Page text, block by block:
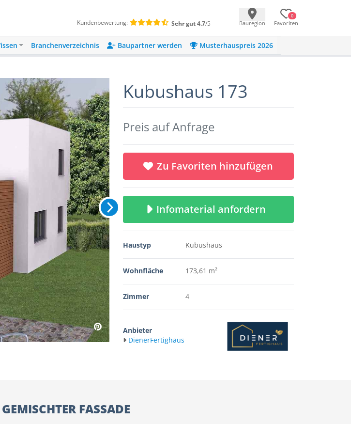
Kundenbewertung: Sehr gut4.7/5 Bauregion
0
Favoriten
Branchenverzeichnis Baupartner werden Musterhauspreis 2026
Kubushaus 173
Preis auf Anfrage
Zu Favoriten hinzufügen
Infomaterial anfordern
Haustyp Kubushaus
Wohnfläche 173,61 m²
Zimmer 4
Anbieter
DienerFertighaus
FASSADE